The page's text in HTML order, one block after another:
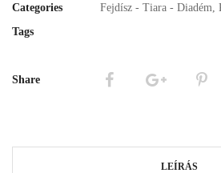
Categories Fejdísz - Tiara - Diadém
Tags
Share
LEÍRÁS